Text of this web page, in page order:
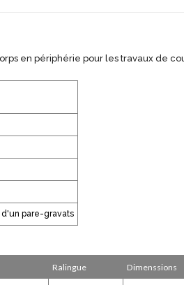
en périphérie pour les travaux de
pare-gravats
Ralingue Dimenssions